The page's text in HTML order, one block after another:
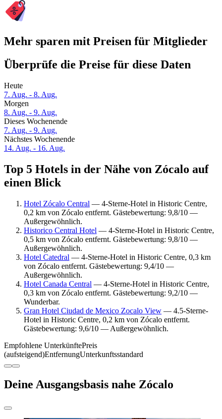
Mehr sparen mit Preisen für Mitglieder
Überprüfe die Preise für diese Daten
Heute
7. Aug. - 8. Aug.
Morgen
8. Aug. - 9. Aug.
Dieses Wochenende
7. Aug. - 9. Aug.
Nächstes Wochenende
14. Aug. - 16. Aug.
Top 5 Hotels in der Nähe von Zócalo auf
einen Blick
Hotel Zócalo Central — 4-Sterne-Hotel in Historic Centre,
0,2 km von Zócalo entfernt. Gästebewertung: 9,8/10 —
Außergewöhnlich.
Historico Central Hotel — 4-Sterne-Hotel in Historic Centre,
0,5 km von Zócalo entfernt. Gästebewertung: 9,8/10 —
Außergewöhnlich.
Hotel Catedral — 4-Sterne-Hotel in Historic Centre, 0,3 km
von Zócalo entfernt. Gästebewertung: 9,4/10 —
Außergewöhnlich.
Hotel Canada Central — 4-Sterne-Hotel in Historic Centre,
0,3 km von Zócalo entfernt. Gästebewertung: 9,2/10 —
Wunderbar.
Gran Hotel Ciudad de Mexico Zocalo View — 4.5-Sterne-
Hotel in Historic Centre, 0,2 km von Zócalo entfernt.
Gästebewertung: 9,6/10 — Außergewöhnlich.
Empfohlene UnterkünftePreis
(aufsteigend)EntfernungUnterkunftsstandard
Deine Ausgangsbasis nahe Zócalo